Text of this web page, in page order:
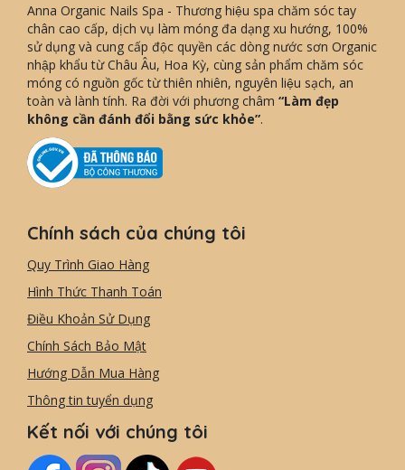
Anna Organic Nails Spa - Thương hiệu spa chăm sóc tay
chân cao cấp, dịch vụ làm móng đa dạng xu hướng, 100%
sử dụng và cung cấp độc quyền các dòng nước sơn Organic
nhập khẩu từ Châu Âu, Hoa Kỳ, cùng sản phẩm chăm sóc
móng có nguồn gốc từ thiên nhiên, nguyên liệu sạch, an
toàn và lành tính. Ra đời với phương châm “Làm đẹp
không cần đánh đổi bằng sức khỏe”.
Chính sách của chúng tôi
Quy Trình Giao Hàng
Hình Thức Thanh Toán
Điều Khoản Sử Dụng
Chính Sách Bảo Mật
Hướng Dẫn Mua Hàng
Thông tin tuyển dụng
Kết nối với chúng tôi